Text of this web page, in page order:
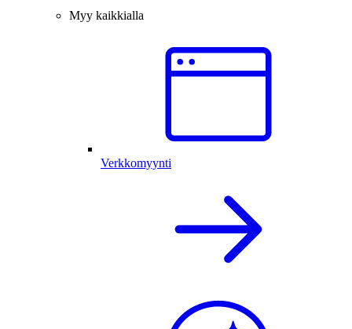
Myy kaikkialla
Verkkomyynti